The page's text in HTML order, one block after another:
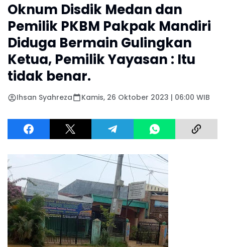
Oknum Disdik Medan dan
Pemilik PKBM Pakpak Mandiri
Diduga Bermain Gulingkan
Ketua, Pemilik Yayasan : Itu
tidak benar.
Ihsan Syahreza Kamis, 26 Oktober 2023 | 06:00 WIB